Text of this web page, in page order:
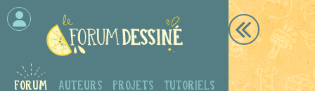
Forum Auteurs Projets Tutoriels